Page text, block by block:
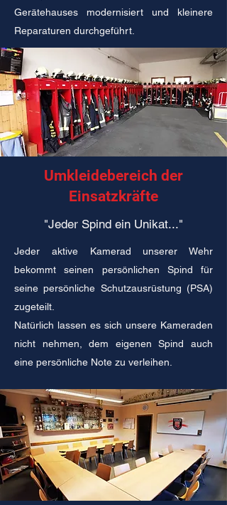
Gerätehauses modernisiert und kleinere
Reparaturen durchgeführt.
Umkleidebereich der
Einsatzkräfte
"Jeder Spind ein Unikat..."
Jeder aktive Kamerad unserer Wehr
bekommt seinen persönlichen Spind für
seine persönliche Schutzausrüstung (PSA)
zugeteilt.
Natürlich lassen es sich unsere Kameraden
nicht nehmen, dem eigenen Spind auch
eine persönliche Note zu verleihen.